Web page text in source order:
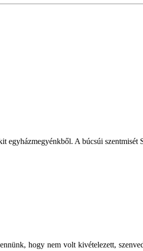
egyházmegyénkből. A búcsúi szentmisét
hogy nem volt kivételezett,